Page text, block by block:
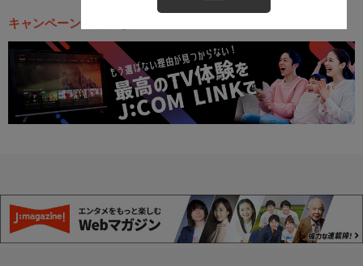
キャンペーン・お得な情報